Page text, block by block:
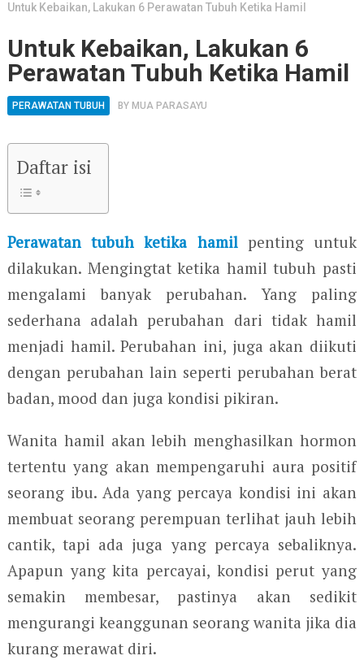
Untuk Kebaikan, Lakukan 6 Perawatan Tubuh Ketika Hamil
Untuk Kebaikan, Lakukan 6
Perawatan Tubuh Ketika Hamil
PERAWATAN TUBUH BY MUA PARASAYU
Daftar isi
Perawatan tubuh ketika hamilpenting untuk
dilakukan. Mengingtat ketika hamil tubuh pasti
mengalami banyak perubahan. Yang paling
sederhana adalah perubahan dari tidak hamil
menjadi hamil. Perubahan ini, juga akan diikuti
dengan perubahan lain seperti perubahan berat
badan, mood dan juga kondisi pikiran.
Wanita hamil akan lebih menghasilkan hormon
tertentu yang akan mempengaruhi aura positif
seorang ibu. Ada yang percaya kondisi ini akan
membuat seorang perempuan terlihat jauh lebih
cantik, tapi ada juga yang percaya sebaliknya.
Apapun yang kita percayai, kondisi perut yang
semakin membesar, pastinya akan sedikit
mengurangi keanggunan seorang wanita jika dia
kurang merawat diri.